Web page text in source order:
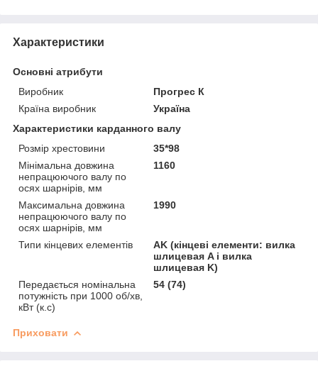
Характеристики
Основні атрибути
Виробник
Прогрес К
Країна виробник
Україна
Характеристики карданного валу
Розмір хрестовини
35*98
Мінімальна довжина
непрацюючого валу по
осях шарнірів, мм
1160
Максимальна довжина
непрацюючого валу по
осях шарнірів, мм
1990
Типи кінцевих елементів
AK (кінцеві елементи: вилка
шлицевая A і вилка
шлицевая K)
Передається номінальна
потужність при 1000 об/хв,
кВт (к.с)
54 (74)
Приховати